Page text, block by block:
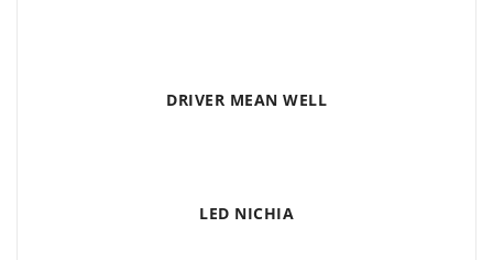
DRIVER MEAN WELL
LED NICHIA